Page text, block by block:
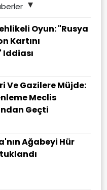
Oyun: "Rusya
Kartını
Iddiası
Ve Gazilere Müjde:
Meclis
Geçti
Ağabeyi Hür